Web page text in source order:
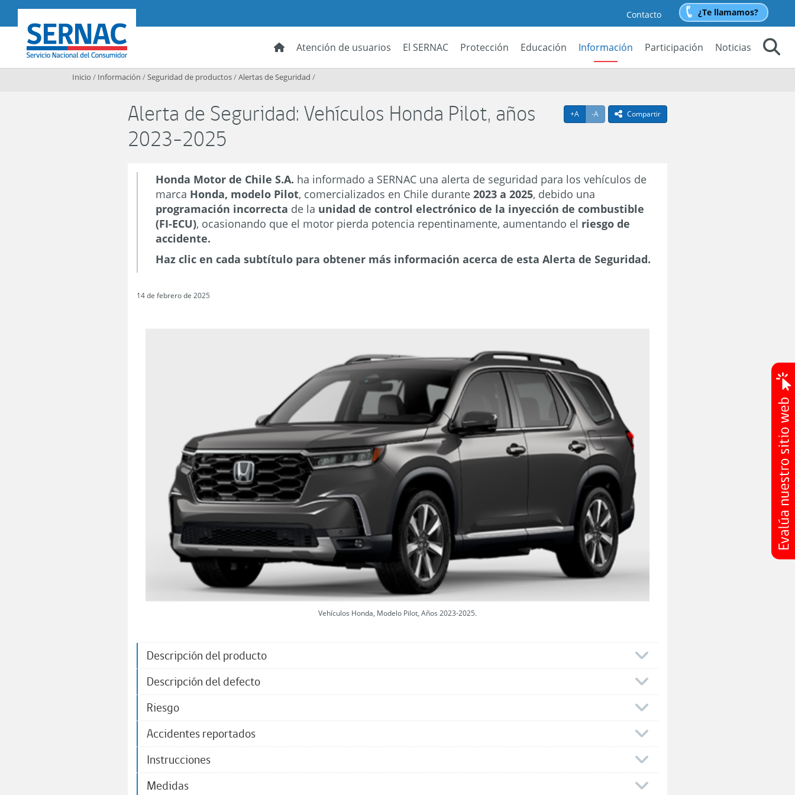
SERNAC
Contacto ¿Te llamamos?
Atención de usuarios El SERNAC Protección Educación Información Participación
Noticias
Inicio / Información /Seguridad de productos/Alertas de Seguridad /
+A Agrandar texto
-A Achicar textoicono compartir
Compartir
Alerta de Seguridad: Vehículos Honda Pilot, años
2023-2025
Honda Motor de Chile S.A. ha informado a SERNAC una alerta de seguridad para los vehículos de
marca Honda, modelo Pilot, comercializados en Chile durante2023 a 2025, debido una
programación incorrecta de la unidad de control electrónico de la inyección de combustible
(FI-ECU), ocasionando que el motor pierda potencia repentinamente, aumentando el riesgo de
accidente.
Haz clic en cada subtítulo para obtener más información acerca de esta Alerta de Seguridad.
14 de febrero de 2025
Vehículos Honda, Modelo Pilot, Años 2023-2025.
Descripción del producto
Descripción del defecto
Riesgo
Accidentes reportados
Instrucciones
Medidas